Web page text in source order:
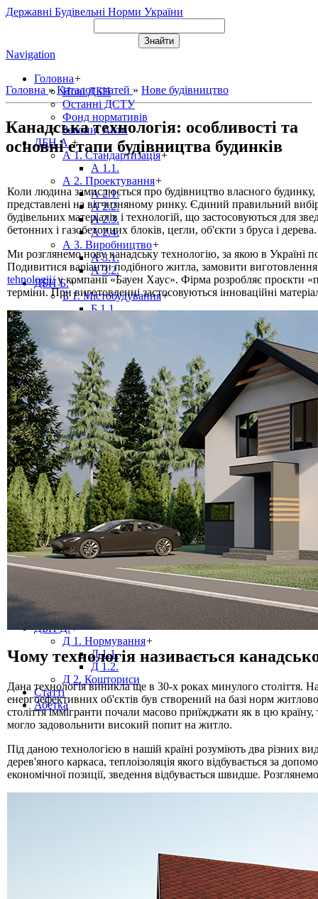
Державні Будівельні Норми України
Navigation
Головна+
Нові ДБН
Останні ДСТУ
Фонд нормативів
Закони, Акти
ДБН А.+
А 1. Стандартизація+
А 1.1.
А 2. Проектування+
А 2.1.
А 2.2.
А 2.3.
А 2.4.
А 3. Виробництво+
А 3.1.
А 3.2.
ДБН Б.+
Б 1. Містобудування+
Б 1.1.
Б 2. Планування
Б 2.2.
Б 2.4.
ДБН В.
+
В 1. Вимоги+
В 1.1.
В 1.2.
В 1.3.
В 1.4.
В 2. Об'єкти, продукція+
В 2.1.
В 2.2.
В 2.3.
В 2.4.
В 2.5.
В 2.6.
В 2.7.
В 2.8.
В 3. Експлуатація, ремонт+
В 3.1.
В 3.2.
ДБН Г. +
Г 1. Рекомендації
ДБН Д.+
Д 1. Нормування+
Д 1.1.
Д 1.2.
Д 2. Кошториси
Статті
Абетка
Головна » Каталог статей » Нове будівництво
Канадська технологія: особливості та
основні етапи будівництва будинків
Коли людина замислюється про будівництво власного будинку,
представлені на вітчизняному ринку. Єдиний правильний
будівельних матеріалів і технологій, що застосовуються для
бетонних і газобетонних блоків, цегли, об'єкти з бруса і
Ми розглянемо нову канадську технологію, за якою в Україні
Подивитися варіанти подібного житла, замовити
tehnologii/у компанії «Бауен Хаус». Фірма розробляє проєкти
терміни. При виготовленні застосовуються інноваційні
Чому технологія називається
Дана технологія виникла ще в 30-х роках минулого століття.
енергоефективних об'єктів був створений на базі норм
століття іммігранти почали масово приїжджати як в цю
могло задовольнити високий попит на житло.
Під даною технологією в нашій країні розуміють два різних
дерев'яного каркаса, теплоізоляція якого відбувається за
економічної позиції, зведення відбувається швидше.